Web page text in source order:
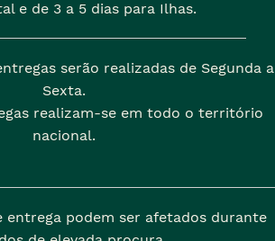
e de 3 a 5 dias para Ilhas.
serão realizadas de Segunda a
Sexta.
realizam-se em todo o território
nacional.
entrega podem ser afetados durante